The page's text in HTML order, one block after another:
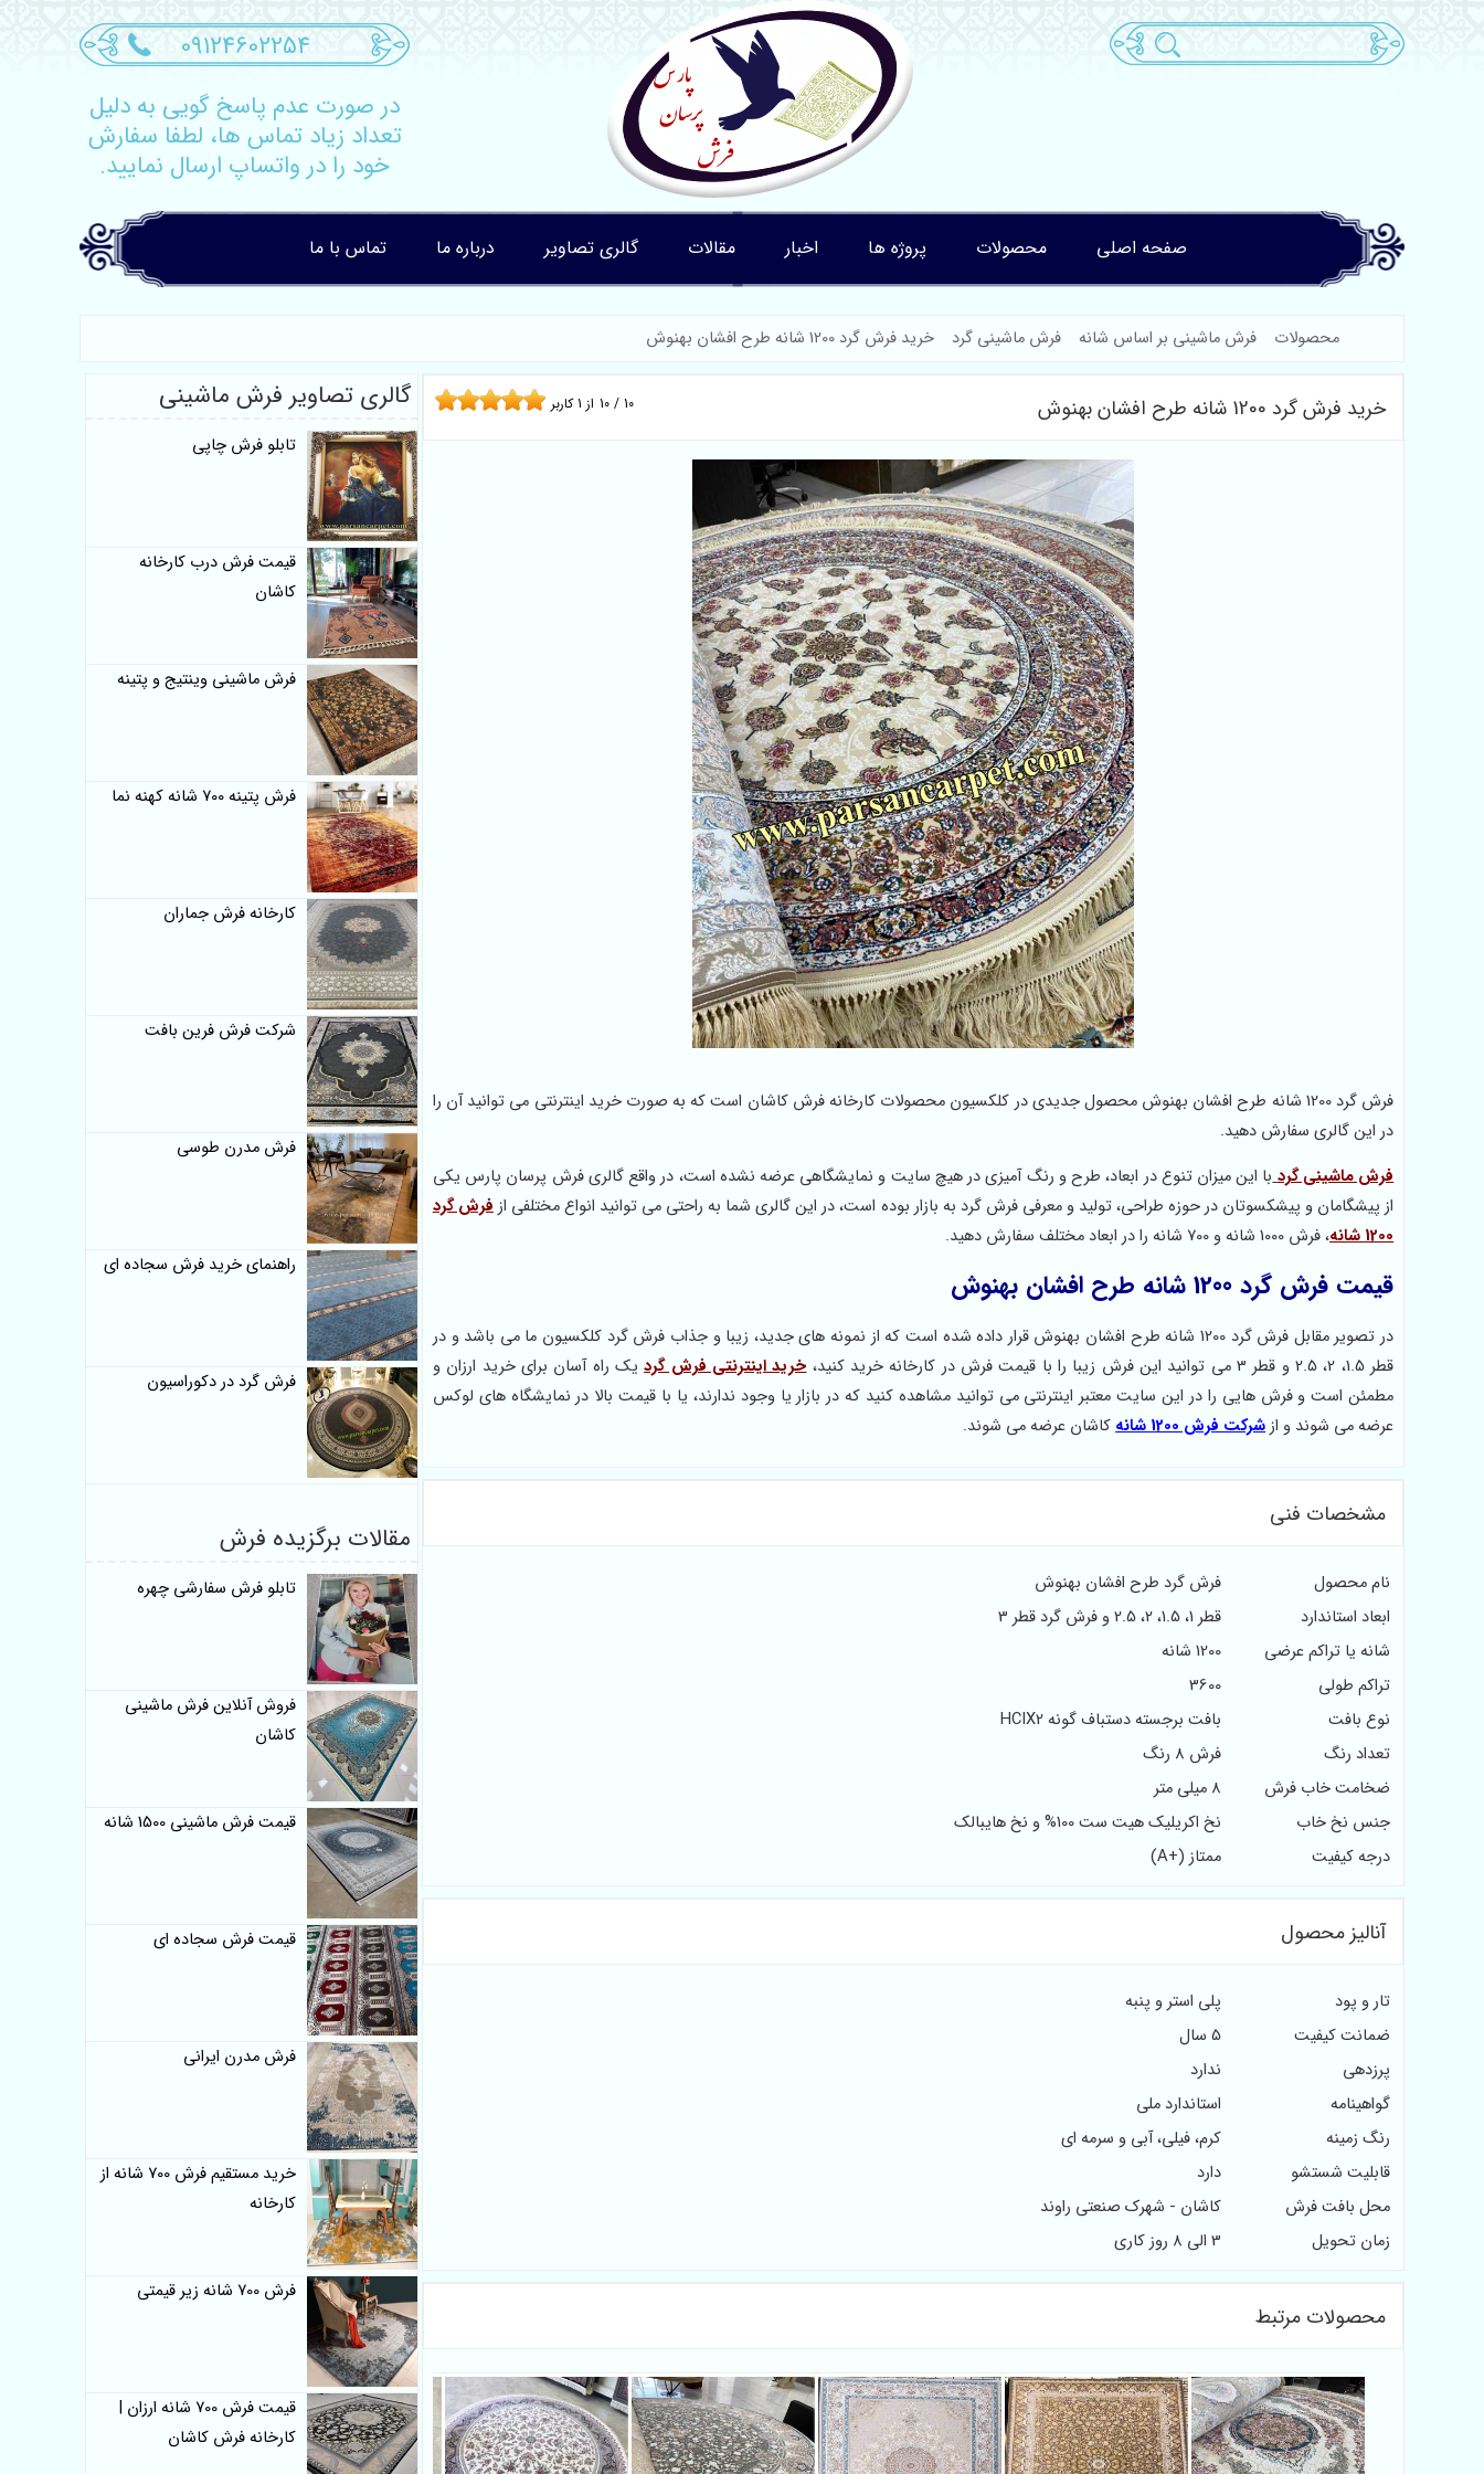
09124602254
در صورت عدم پاسخ گویی به دلیل
تعداد زیاد تماس ها، لطفا سفارش
خود را در واتساپ ارسال نمایید.
صفحه اصلی محصولات پروژه ها اخبار مقالات گالری تصاویر درباره ما تماس با ما
محصولات فرش ماشینی بر اساس شانه فرش ماشینی گرد خرید فرش گرد 1200 شانه طرح افشان بهنوش
خرید فرش گرد 1200 شانه طرح افشان بهنوش 10 / 10 از 1کاربر
فرش گرد 1200 شانه طرح افشان بهنوش محصول جدیدی در کلکسیون محصولات کارخانه فرش کاشان است که به صورت خرید اینترنتی می توانید آن را
در این گالری سفارش دهید.
فرش ماشینی گردبا این میزان تنوع در ابعاد، طرح و رنگ آمیزی در هیچ سایت و نمایشگاهی عرضه نشده است، در واقع گالری فرش پرسان پارس یکی
از پیشگامان و پیشکسوتان در حوزه طراحی، تولید و معرفی فرش گرد به بازار بوده است، در این گالری شما به راحتی می توانید انواع مختلفی ازفرش گرد
1200 شانه
، فرش 1000 شانه و 700 شانه را در ابعاد مختلف سفارش دهید.
قیمت فرش گرد 1200 شانه طرح افشان بهنوش
در تصویر مقابل فرش گرد 1200 شانه طرح افشان بهنوش قرار داده شده است که از نمونه های جدید، زیبا و جذاب فرش گرد کلکسیون ما می باشد و در
قطر 1.5، 2، 2.5 و قطر 3 می توانید این فرش زیبا را با قیمت فرش در کارخانه خرید کنید،
خرید اینترنتی فرش گردیک راه آسان برای خرید ارزان و
مطمئن است و فرش هایی را در این سایت معتبر اینترنتی می توانید مشاهده کنید که در بازار یا وجود ندارند، یا با قیمت بالا در نمایشگاه های لوکس
عرضه می شوند و ازشرکت فرش 1200 شانه کاشان عرضه می شوند.
مشخصات فنی
نام محصول
فرش گرد طرح افشان بهنوش
ابعاد استاندارد
قطر 1، 1.5، 2، 2.5 و فرش گرد قطر 3
شانه یا تراکم عرضی
1200 شانه
تراکم طولی
3600
نوع بافت
بافت برجسته دستباف گونه HCIX2
تعداد رنگ
فرش 8 رنگ
ضخامت خاب فرش
8 میلی متر
جنس نخ خاب
نخ اکریلیک هیت ست 100% و نخ هایبالک
درجه کیفیت
ممتاز (+A)
آنالیز محصول
تار و پود
پلی استر و پنبه
ضمانت کیفیت
5 سال
پرزدهی
ندارد
گواهینامه
استاندارد ملی
رنگ زمینه
کرم، فیلی، آبی و سرمه ای
قابلیت شستشو
دارد
محل بافت فرش
کاشان - شهرک صنعتی راوند
زمان تحویل
3 الی 8 روز کاری
محصولات مرتبط
گالری تصاویر فرش ماشینی
تابلو فرش چاپی
قیمت فرش درب کارخانه
کاشان
فرش ماشینی وینتیج و پتینه
فرش پتینه 700 شانه کهنه نما
کارخانه فرش جماران
شرکت فرش فرین بافت
فرش مدرن طوسی
راهنمای خرید فرش سجاده ای
فرش گرد در دکوراسیون
مقالات برگزیده فرش
تابلو فرش سفارشی چهره
فروش آنلاین فرش ماشینی
کاشان
قیمت فرش ماشینی 1500 شانه
قیمت فرش سجاده ای
فرش مدرن ایرانی
خرید مستقیم فرش 700 شانه از
کارخانه
فرش 700 شانه زیر قیمتی
قیمت فرش 700 شانه ارزان |
کارخانه فرش کاشان